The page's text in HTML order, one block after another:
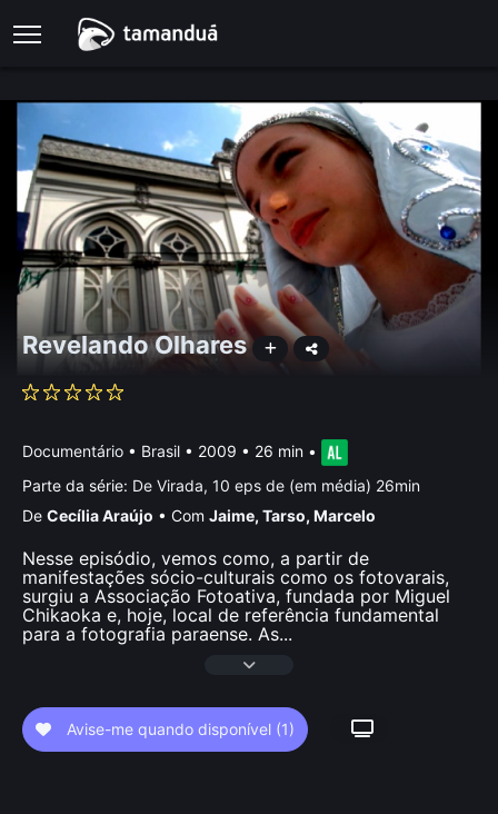
Revelando Olhares
Documentário • Brasil • 2009 • 26 min •
Parte da série: De Virada, 10 eps de (em média) 26min
De Cecília Araújo • Com Jaime, Tarso, Marcelo
Nesse episódio, vemos como, a partir de
manifestações sócio-culturais como os fotovarais,
surgiu a Associação Fotoativa, fundada por Miguel
Chikaoka e, hoje, local de referência fundamental
para a fotografia paraense. As...
Avise-me quando disponível (1)